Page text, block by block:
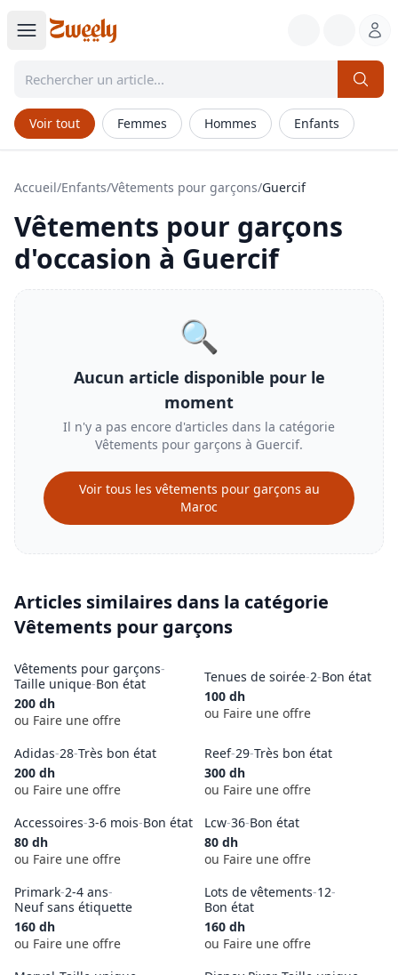
Voir tout Femmes Hommes Enfants
Accueil/Enfants/Vêtements pour garçons/Guercif
Vêtements pour garçons
d'occasion à Guercif
🔍
Aucun article disponible pour le
moment
Il n'y a pas encore d'articles dans la catégorie
Vêtements pour garçons à Guercif.
Voir tous les vêtements pour garçons au
Maroc
Articles similaires dans la catégorie
Vêtements pour garçons
Vêtements pour garçons-
Taille unique-Bon état
200 dh
ou Faire une offre
Tenues de soirée-2-Bon état
100 dh
ou Faire une offre
Adidas-28-Très bon état
200 dh
ou Faire une offre
Reef-29-Très bon état
300 dh
ou Faire une offre
Accessoires-3-6 mois-Bon état
80 dh
ou Faire une offre
Lcw-36-Bon état
80 dh
ou Faire une offre
Primark-2-4 ans-
Neuf sans étiquette
160 dh
ou Faire une offre
Lots de vêtements-12-
Bon état
160 dh
ou Faire une offre